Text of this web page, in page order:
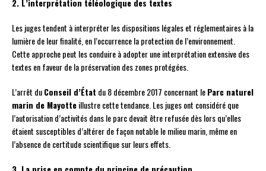
2. L’interprétation téléologique des textes
Les juges tendent à interpréter les dispositions légales et réglementaires à la
lumière de leur finalité, en l’occurrence la protection de l’environnement.
Cette approche peut les conduire à adopter une interprétation extensive des
textes en faveur de la préservation des zones protégées.
L’arrêt duConseil d’État du 8 décembre 2017 concernant leParc naturel
marin de Mayotteillustre cette tendance. Les juges ont considéré que
l’autorisation d’activités dans le parc devait être refusée dès lors qu’elles
étaient susceptibles d’altérer de façon notable le milieu marin, même en
l’absence de certitude scientifique sur leurs effets.